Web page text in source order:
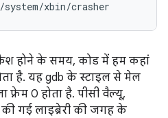
होने के समय, कोड में हम कहां
है. यह gdb के स्टाइल से मेल
0 होता है. पीसी वैल्यू,
गई लाइब्रेरी की जगह के